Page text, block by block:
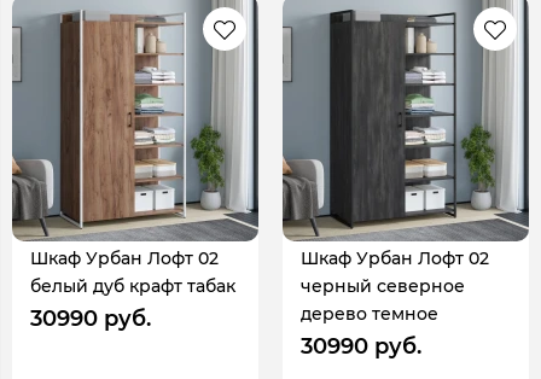
Шкаф Урбан Лофт 02
белый дуб крафт табак
30990 руб.
Шкаф Урбан Лофт 02
черный северное
дерево темное
30990 руб.